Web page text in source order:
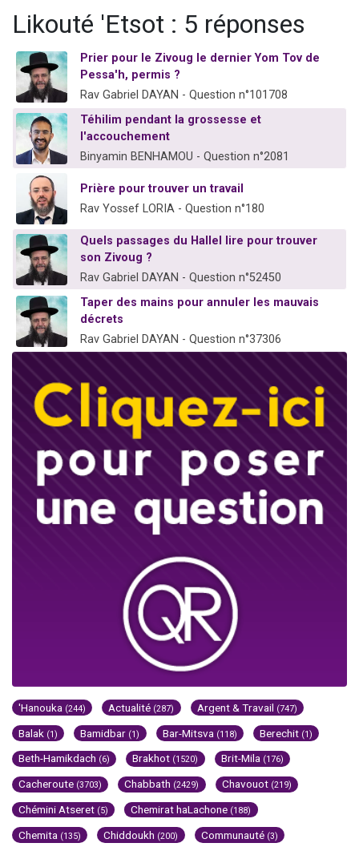
Il reste 49 places pour étudier en groupe sur Zoom
12 nouvelles musiques dans Torah-Box Music
3 personnes viennent de nous rejoindre sur WhatsApp
2 personnes viennent de nous rejoindre sur WhatsApp
Likouté 'Etsot : 5 réponses
Prier pour le Zivoug le dernier Yom Tov de
Pessa'h, permis ?
Rav Gabriel DAYAN - Question n°101708
Téhilim pendant la grossesse et
l'accouchement
Binyamin BENHAMOU - Question n°2081
Prière pour trouver un travail
Rav Yossef LORIA - Question n°180
Quels passages du Hallel lire pour trouver
son Zivoug ?
Rav Gabriel DAYAN - Question n°52450
Taper des mains pour annuler les mauvais
décrets
Rav Gabriel DAYAN - Question n°37306
'Hanouka (244) Actualité (287) Argent & Travail (747)
Balak (1) Bamidbar (1) Bar-Mitsva (118) Berechit (1)
Beth-Hamikdach (6) Brakhot (1520) Brit-Mila (176)
Cacheroute (3703) Chabbath (2429) Chavouot (219)
Chémini Atseret (5) Chemirat haLachone (188)
Chemita (135) Chiddoukh (200) Communauté (3)